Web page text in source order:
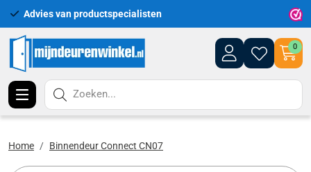
Advies van productspecialisten
0
Zoeken...
Home Binnendeur Connect CN07